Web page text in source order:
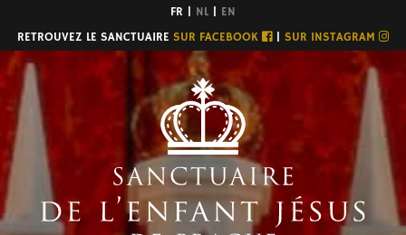
FR | NL
EN
RETROUVEZ LE SANCTUAIRE SUR FACEBOOK | SUR INSTAGRAM